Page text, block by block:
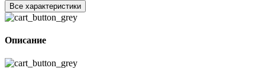
Все характеристики
Описание